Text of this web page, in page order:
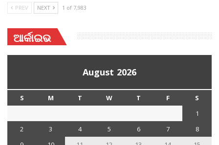
PREV NEXT 1 of 7,983
ଆର୍କାଇଭ
August 2026
S M T W T F
S
1
2
3 4 5 6 7
8